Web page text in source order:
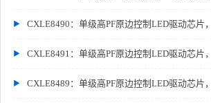
CXLE8490：单级高PF原边控制LED驱动芯片，
CXLE8491：单级高PF原边控制LED驱动芯片，
CXLE8489：单级高PF原边控制LED驱动芯片，